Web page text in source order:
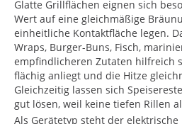
Glatte Grillflächen eignen sich
Wert auf eine gleichmäßige
einheitliche Kontaktfläche legen.
Wraps, Burger-Buns, Fisch,
empfindlicheren Zutaten hilfreich
flächig anliegt und die Hitze
Gleichzeitig lassen sich
gut lösen, weil keine tiefen Rillen
Als Gerätetyp steht der elektrische